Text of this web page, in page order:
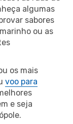
algumas
sabores
ou as
os mais
voo para
e seja